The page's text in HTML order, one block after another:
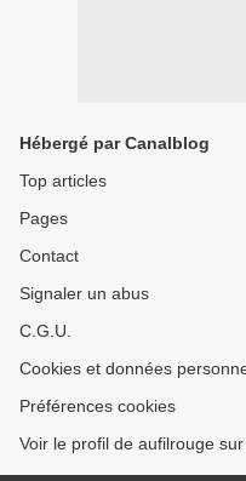
Hébergé par Canalblog
Top articles
Pages
Contact
Signaler un abus
C.G.U.
Cookies et données
Préférences cookies
Voir le profil de aufilrouge